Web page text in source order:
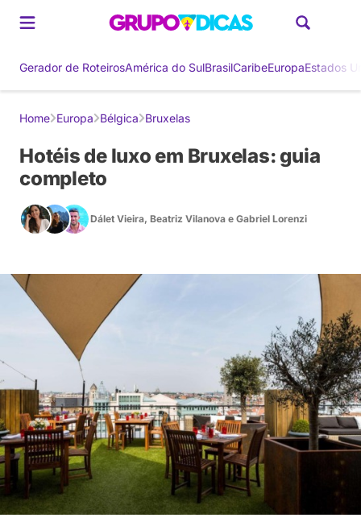
Gerador de RoteirosAmérica do SulBrasilCaribeEuropaEstados
Home Europa Bélgica Bruxelas
Hotéis de luxo em Bruxelas: guia
completo
Dálet Vieira, Beatriz Vilanova e Gabriel Lorenzi